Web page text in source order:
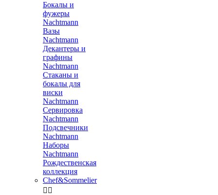
Бокалы и
фужеры
Nachtmann
Вазы
Nachtmann
Декантеры и
графины
Nachtmann
Стаканы и
бокалы для
виски
Nachtmann
Сервировка
Nachtmann
Подсвечники
Nachtmann
Наборы
Nachtmann
Рождественская
коллекция
Chef&Sommelier
 